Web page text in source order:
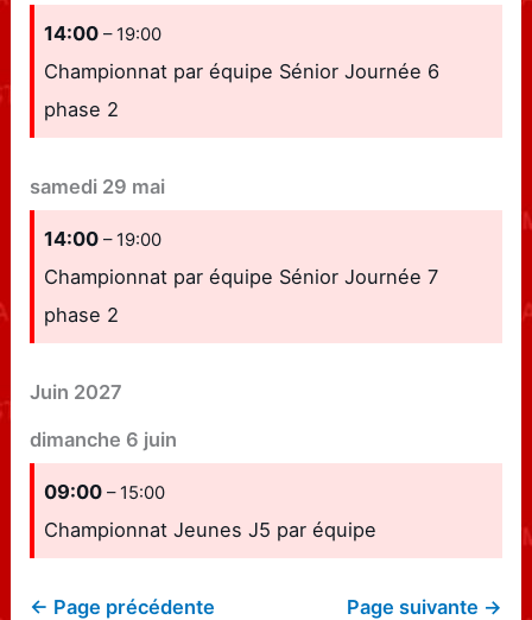
14:00– 19:00
Championnat par équipe Sénior Journée 6
phase 2
samedi 29 mai
14:00– 19:00
Championnat par équipe Sénior Journée 7
phase 2
Juin 2027
dimanche 6 juin
09:00– 15:00
Championnat Jeunes J5 par équipe
← Page précédente Page suivante →